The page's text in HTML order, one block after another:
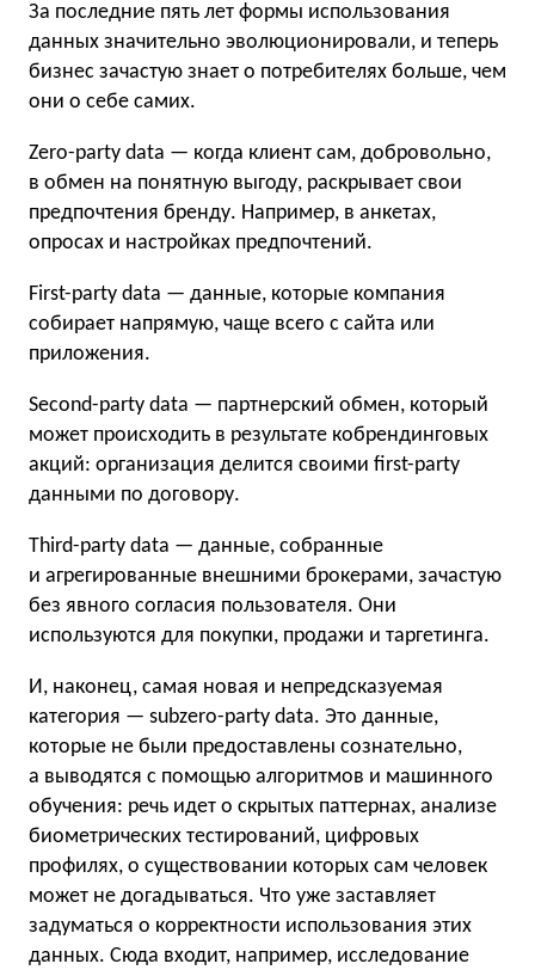
За последние пять лет формы использования
данных значительно эволюционировали, и теперь
бизнес зачастую знает о потребителях больше, чем
они о себе самих.
Zero-party data — когда клиент сам, добровольно,
в обмен на понятную выгоду, раскрывает свои
предпочтения бренду. Например, в анкетах,
опросах и настройках предпочтений.
First-party data — данные, которые компания
собирает напрямую, чаще всего с сайта или
приложения.
Second-party data — партнерский обмен, который
может происходить в результате кобрендинговых
акций: организация делится своими first-party
данными по договору.
Third-party data — данные, собранные
и агрегированные внешними брокерами, зачастую
без явного согласия пользователя. Они
используются для покупки, продажи и таргетинга.
И, наконец, самая новая и непредсказуемая
категория — subzero-party data. Это данные,
которые не были предоставлены сознательно,
а выводятся с помощью алгоритмов и машинного
обучения: речь идет о скрытых паттернах, анализе
биометрических тестирований, цифровых
профилях, о существовании которых сам человек
может не догадываться. Что уже заставляет
задуматься о корректности использования этих
данных. Сюда входит, например, исследование